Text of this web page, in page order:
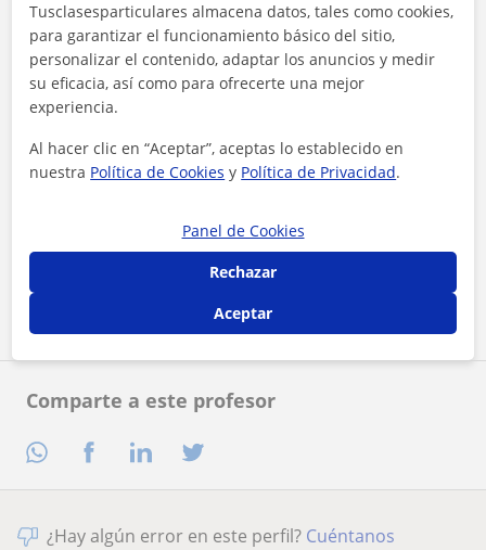
Comparte a este profesor
Al hacer clic, aceptas nuestro aviso legal
¿Hay algún error en este perfil? Cuéntanos
Tusclasesparticulares almacena datos, tales como cookies,
para garantizar el funcionamiento básico del sitio,
personalizar el contenido, adaptar los anuncios y medir
su eficacia, así como para ofrecerte una mejor
experiencia.
Al hacer clic en “Aceptar”, aceptas lo establecido en
nuestra Política de Cookies y Política de Privacidad.
Panel de Cookies
Rechazar
Aceptar